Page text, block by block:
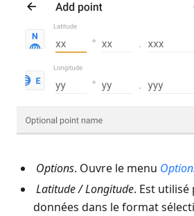
Options. Ouvre le menu
Latitude/Longitude. Est
données dans le format